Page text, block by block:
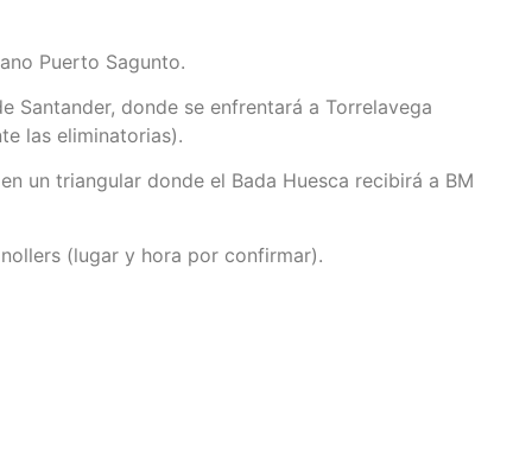
Puerto Sagunto.
Santander, donde se enfrentará a Torrelavega
las eliminatorias).
un triangular donde el Bada Huesca recibirá a BM
(lugar y hora por confirmar).